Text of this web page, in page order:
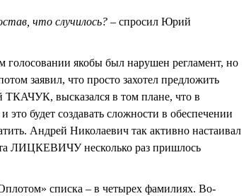
что случилось? – спросил Юрий
якобы был нарушен регламент, но
заявил, что просто захотел предложить
высказался в том плане, что в
будет создавать сложности в обеспечении
Андрей Николаевич так активно настаивал
ЛИЦКЕВИЧУ несколько раз пришлось
списка – в четырех фамилиях. Во-